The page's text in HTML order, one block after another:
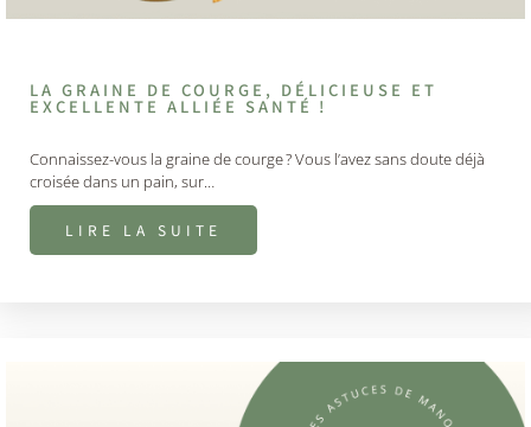
LA GRAINE DE COURGE, DÉLICIEUSE ET
EXCELLENTE ALLIÉE SANTÉ !
Connaissez-vous la graine de courge ? Vous l’avez sans doute déjà
croisée dans un pain, sur…
LIRE LA SUITE